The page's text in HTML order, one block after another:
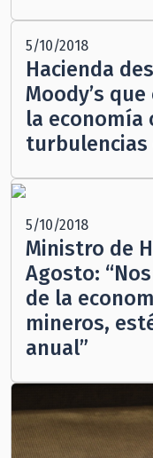
5/10/2018
Hacienda
Moody’s
la economía
turbulencias
5/10/2018
Ministro de
Agosto:
de la
mineros,
anual”